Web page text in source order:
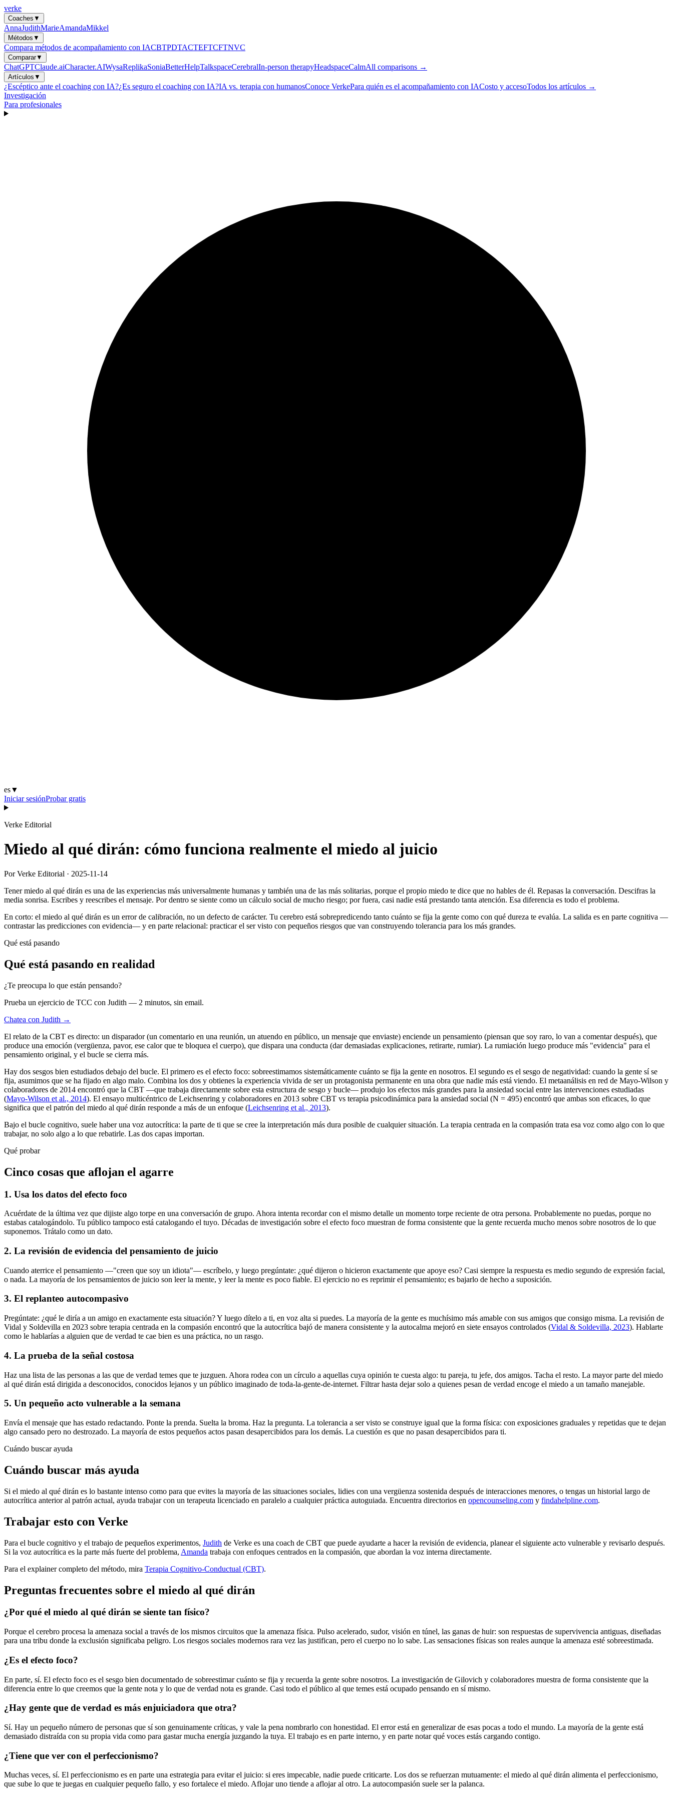
verke
Coaches ▼
AnnaJudithMarieAmandaMikkel
Métodos ▼
Compara métodos de acompañamiento con IACBTPDTACTEFTCFTNVC
Comparar▼
ChatGPTClaude.aiCharacter.AIWysaReplikaSoniaBetterHelpTalkspaceCerebralIn-person therapyHeadspaceCalmAll comparisons →
Artículos ▼
¿Escéptico ante el coaching con IA?¿Es seguro el coaching con IA?IA vs. terapia con humanosConoce VerkePara quién es el acompañamiento con IACosto y accesoTodos los artículos →
Investigación
Para profesionales
es▼
Iniciar sesiónProbar gratis
Verke Editorial
Miedo al qué dirán: cómo funciona realmente el miedo al juicio
Por Verke Editorial · 2025-11-14
Tener miedo al qué dirán es una de las experiencias más universalmente humanas y también una de las más solitarias, porque el propio miedo te dice que no hables de él. Repasas la conversación. Descifras la
media sonrisa. Escribes y reescribes el mensaje. Por dentro se siente como un cálculo social de mucho riesgo; por fuera, casi nadie está prestando tanta atención. Esa diferencia es todo el problema.
En corto: el miedo al qué dirán es un error de calibración, no un defecto de carácter. Tu cerebro está sobrepredicen­do tanto cuánto se fija la gente como con qué dureza te evalúa. La salida es en parte cognitiva —
contrastar las predicciones con evidencia— y en parte relacional: practicar el ser visto con pequeños riesgos que van construyendo tolerancia para los más grandes.
Qué está pasando
Qué está pasando en realidad
¿Te preocupa lo que están pensando?
Prueba un ejercicio de TCC con Judith — 2 minutos, sin email.
Chatea con Judith →
El relato de la CBT es directo: un disparador (un comentario en una reunión, un atuendo en público, un mensaje que enviaste) enciende un pensamiento (piensan que soy raro, lo van a comentar después), que
produce una emoción (vergüenza, pavor, ese calor que te bloquea el cuerpo), que dispara una conducta (dar demasiadas explicaciones, retirarte, rumiar). La rumiación luego produce más "evidencia" para el
pensamiento original, y el bucle se cierra más.
Hay dos sesgos bien estudiados debajo del bucle. El primero es el efecto foco: sobreestimamos sistemáticamente cuánto se fija la gente en nosotros. El segundo es el sesgo de negatividad: cuando la gente sí se
fija, asumimos que se ha fijado en algo malo. Combina los dos y obtienes la experiencia vivida de ser un protagonista permanente en una obra que nadie más está viendo. El metaanálisis en red de Mayo-Wilson y
colaboradores de 2014 encontró que la CBT —que trabaja directamente sobre esta estructura de sesgo y bucle— produjo los efectos más grandes para la ansiedad social entre las intervenciones estudiadas
(Mayo-Wilson et al., 2014). El ensayo multicéntrico de Leichsenring y colaboradores en 2013 sobre CBT vs terapia psicodinámica para la ansiedad social (N = 495) encontró que ambas son eficaces, lo que
significa que el patrón del miedo al qué dirán responde a más de un enfoque (Leichsenring et al., 2013).
Bajo el bucle cognitivo, suele haber una voz autocrítica: la parte de ti que se cree la interpretación más dura posible de cualquier situación. La terapia centrada en la compasión trata esa voz como algo con lo que
trabajar, no solo algo a lo que rebatirle. Las dos capas importan.
Qué probar
Cinco cosas que aflojan el agarre
1. Usa los datos del efecto foco
Acuérdate de la última vez que dijiste algo torpe en una conversación de grupo. Ahora intenta recordar con el mismo detalle un momento torpe reciente de otra persona. Probablemente no puedas, porque no
estabas catalogándolo. Tu público tampoco está catalogando el tuyo. Décadas de investigación sobre el efecto foco muestran de forma consistente que la gente recuerda mucho menos sobre nosotros de lo que
suponemos. Trátalo como un dato.
2. La revisión de evidencia del pensamiento de juicio
Cuando aterrice el pensamiento —"creen que soy un idiota"— escríbelo, y luego pregúntate: ¿qué dijeron o hicieron exactamente que apoye eso? Casi siempre la respuesta es medio segundo de expresión facial,
o nada. La mayoría de los pensamientos de juicio son leer la mente, y leer la mente es poco fiable. El ejercicio no es reprimir el pensamiento; es bajarlo de hecho a suposición.
3. El replanteo autocompasivo
Pregúntate: ¿qué le diría a un amigo en exactamente esta situación? Y luego dítelo a ti, en voz alta si puedes. La mayoría de la gente es muchísimo más amable con sus amigos que consigo misma. La revisión de
Vidal y Soldevilla en 2023 sobre terapia centrada en la compasión encontró que la autocrítica bajó de manera consistente y la autocalma mejoró en siete ensayos controlados (Vidal & Soldevilla, 2023). Hablarte
como le hablarías a alguien que de verdad te cae bien es una práctica, no un rasgo.
4. La prueba de la señal costosa
Haz una lista de las personas a las que de verdad temes que te juzguen. Ahora rodea con un círculo a aquellas cuya opinión te cuesta algo: tu pareja, tu jefe, dos amigos. Tacha el resto. La mayor parte del miedo
al qué dirán está dirigida a desconocidos, conocidos lejanos y un público imaginado de toda-la-gente-de-internet. Filtrar hasta dejar solo a quienes pesan de verdad encoge el miedo a un tamaño manejable.
5. Un pequeño acto vulnerable a la semana
Envía el mensaje que has estado redactando. Ponte la prenda. Suelta la broma. Haz la pregunta. La tolerancia a ser visto se construye igual que la forma física: con exposiciones graduales y repetidas que te dejan
algo cansado pero no destrozado. La mayoría de estos pequeños actos pasan desapercibidos para los demás. La cuestión es que no pasan desapercibidos para ti.
Cuándo buscar ayuda
Cuándo buscar más ayuda
Si el miedo al qué dirán es lo bastante intenso como para que evites la mayoría de las situaciones sociales, lidies con una vergüenza sostenida después de interacciones menores, o tengas un historial largo de
autocrítica anterior al patrón actual, ayuda trabajar con un terapeuta licenciado en paralelo a cualquier práctica autoguiada. Encuentra directorios en opencounseling.com y findahelpline.com.
Trabajar esto con Verke
Para el bucle cognitivo y el trabajo de pequeños experimentos, Judith de Verke es una coach de CBT que puede ayudarte a hacer la revisión de evidencia, planear el siguiente acto vulnerable y revisarlo después.
Si la voz autocrítica es la parte más fuerte del problema, Amanda trabaja con enfoques centrados en la compasión, que abordan la voz interna directamente.
Para el explainer completo del método, mira Terapia Cognitivo-Conductual (CBT).
Preguntas frecuentes sobre el miedo al qué dirán
¿Por qué el miedo al qué dirán se siente tan físico?
Porque el cerebro procesa la amenaza social a través de los mismos circuitos que la amenaza física. Pulso acelerado, sudor, visión en túnel, las ganas de huir: son respuestas de supervivencia antiguas, diseñadas
para una tribu donde la exclusión significaba peligro. Los riesgos sociales modernos rara vez las justifican, pero el cuerpo no lo sabe. Las sensaciones físicas son reales aunque la amenaza esté sobreestimada.
¿Es el efecto foco?
En parte, sí. El efecto foco es el sesgo bien documentado de sobreestimar cuánto se fija y recuerda la gente sobre nosotros. La investigación de Gilovich y colaboradores muestra de forma consistente que la
diferencia entre lo que creemos que la gente nota y lo que de verdad nota es grande. Casi todo el público al que temes está ocupado pensando en sí mismo.
¿Hay gente que de verdad es más enjuiciadora que otra?
Sí. Hay un pequeño número de personas que sí son genuinamente críticas, y vale la pena nombrarlo con honestidad. El error está en generalizar de esas pocas a todo el mundo. La mayoría de la gente está
demasiado distraída con su propia vida como para gastar mucha energía juzgando la tuya. El trabajo es en parte interno, y en parte notar qué voces estás cargando contigo.
¿Tiene que ver con el perfeccionismo?
Muchas veces, sí. El perfeccionismo es en parte una estrategia para evitar el juicio: si eres impecable, nadie puede criticarte. Los dos se refuerzan mutuamente: el miedo al qué dirán alimenta el perfeccionismo,
que sube lo que te juegas en cualquier pequeño fallo, y eso fortalece el miedo. Aflojar uno tiende a aflojar al otro. La autocompasión suele ser la palanca.